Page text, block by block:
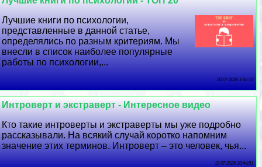
Лучшие книги по психологии,
представленные в данной статье,
определялись по разным критериям. Мы
внесли в список наиболее популярные
работы по психологии,...
20 07 2026 1:56:10
Интроверт и экстраверт - Интересное видео
Кто такие интроверты и экстраверты мы уже подробно
рассказывали. На всякий случай коротко напомним
значение этих терминов. Интроверт – это человек, чья...
19 07 2026 20:44:51